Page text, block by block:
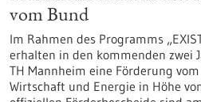
vom Bund
Im Rahmen des Programms
erhalten in den kommenden zwei
TH Mannheim eine Förderung
Wirtschaft und Energie in Höhe